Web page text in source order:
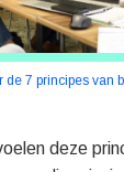
de 7 principes van
deze